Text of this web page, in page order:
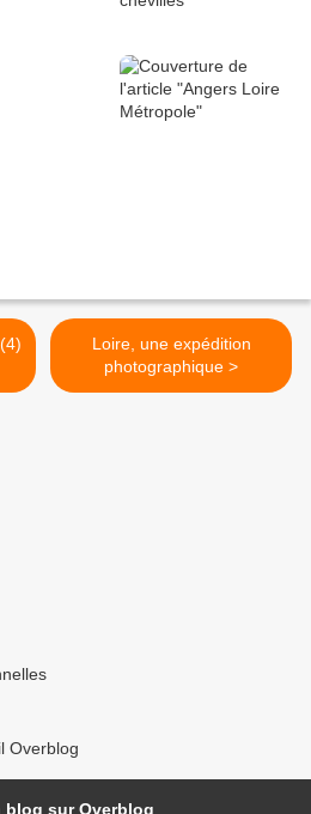
Loire, une expédition
photographique >
Overblog
blog sur Overblog